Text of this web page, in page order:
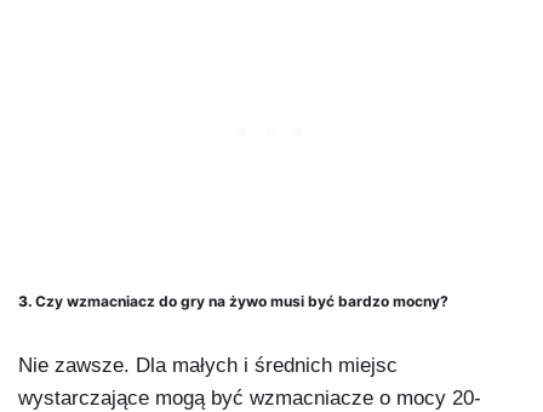
3. Czy wzmacniacz do gry na żywo musi być bardzo mocny?
Nie zawsze. Dla małych i średnich miejsc
wystarczające mogą być wzmacniacze o mocy 20-